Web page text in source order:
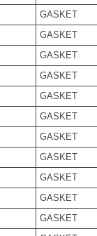
GASKET
GASKET
GASKET
GASKET
GASKET
GASKET
GASKET
GASKET
GASKET
GASKET
GASKET